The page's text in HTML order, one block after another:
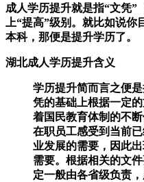
成人学历提升就是指“文凭”
上“提高”级别。就比如说
本科，那便是提升学历了。
湖北成人学历提升含义
学历提升简而言之便
凭的基础上根据一定
着国民教育体制的不
在职员工感受到当前
业发展的需要，因此
需要。根据相关的文
定一般由各省级负责